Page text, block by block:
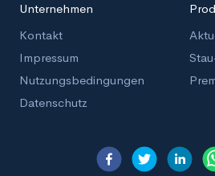
Unternehmen
Kontakt
Impressum
Nutzungsbedingungen
Datenschutz